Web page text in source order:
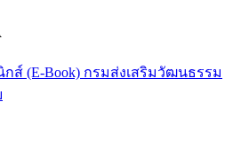
ส์ (E-Book) กรมส่งเสริมวัฒนธรรม